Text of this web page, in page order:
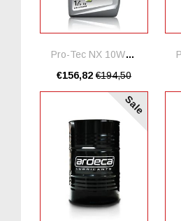
Pro-Tec NX 10W40 *20 Liter
€156,82€194,50
Sale